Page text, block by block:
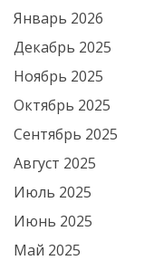
Январь 2026
Декабрь 2025
Ноябрь 2025
Октябрь 2025
Сентябрь 2025
Август 2025
Июль 2025
Июнь 2025
Май 2025